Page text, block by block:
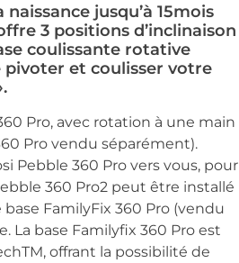
jusqu’à 15mois
3 positions d’inclinaison
coulissante rotative
pivoter et coulisser votre
Pro, avec rotation à une main
Pro vendu séparément).
Pebble 360 Pro vers vous, pour
360 Pro2 peut être installé
FamilyFix 360 Pro (vendu
La base Familyfix 360 Pro est
offrant la possibilité de